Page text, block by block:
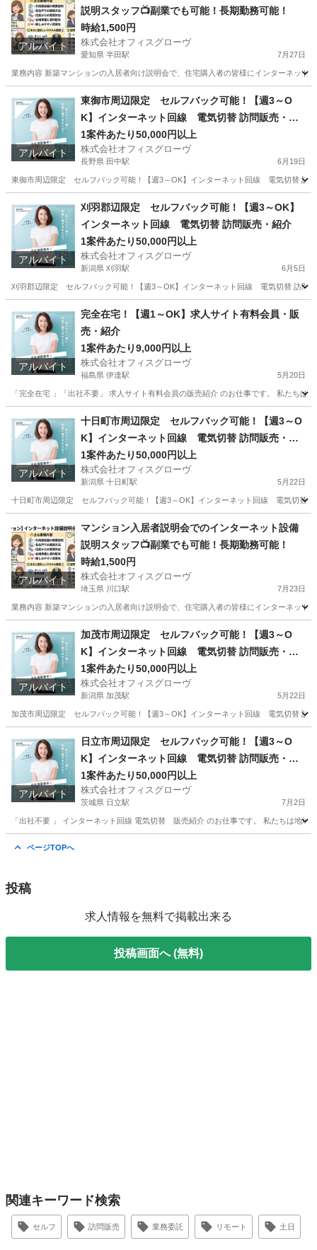
アルバイト
説明スタッフ📺副業でも可能！長期勤務可能！
時給1,500円
株式会社オフィスグローヴ
愛知県 半田駅 7月27日
業務内容 新築マンションの入居者向け説明会で、住宅購入者の皆様にインターネッ
半田駅 接客 スタッフ
アルバイト
東御市周辺限定 セルフバック可能！【週3～O
K】インターネット回線 電気切替 訪問販売・紹
介
1案件あたり50,000円以上
株式会社オフィスグローヴ
長野県 田中駅 6月19日
東御市周辺限定 セルフバック可能！【週3～OK】インターネット回線 電気切替 訪
田中駅 営業
アルバイト
刈羽郡辺限定 セルフバック可能！【週3～OK】
インターネット回線 電気切替 訪問販売・紹介
1案件あたり50,000円以上
株式会社オフィスグローヴ
新潟県 刈羽駅 6月5日
刈羽郡辺限定 セルフバック可能！【週3～OK】インターネット回線 電気切替 訪問
刈羽駅 営業 セルフ
アルバイト
完全在宅！【週1～OK】求人サイト有料会員・販
売・紹介
1案件あたり9,000円以上
株式会社オフィスグローヴ
福島県 伊達駅 5月20日
「完全在宅 」「出社不要」 求人サイト有料会員の販売紹介 のお仕事です。 私たち
伊達駅 営業 求人サイト
アルバイト
十日町市周辺限定 セルフバック可能！【週3～O
K】インターネット回線 電気切替 訪問販売・紹
介
1案件あたり50,000円以上
株式会社オフィスグローヴ
新潟県 十日町駅 5月22日
十日町市周辺限定 セルフバック可能！【週3～OK】インターネット回線 電気切替
営業 セルフ
アルバイト
マンション入居者説明会でのインターネット設備
説明スタッフ📺副業でも可能！長期勤務可能！
時給1,500円
株式会社オフィスグローヴ
埼玉県 川口駅 7月23日
業務内容 新築マンションの入居者向け説明会で、住宅購入者の皆様にインターネッ
川口駅 接客 スタッフ
アルバイト
加茂市周辺限定 セルフバック可能！【週3～O
K】インターネット回線 電気切替 訪問販売・紹
介
1案件あたり50,000円以上
株式会社オフィスグローヴ
新潟県 加茂駅 5月22日
加茂市周辺限定 セルフバック可能！【週3～OK】インターネット回線 電気切替 訪
加茂駅 営業 セルフ
アルバイト
日立市周辺限定 セルフバック可能！【週3～O
K】インターネット回線 電気切替 訪問販売・紹
介
1案件あたり50,000円以上
株式会社オフィスグローヴ
茨城県 日立駅 7月2日
「出社不要 」 インターネット回線 電気切替 販売紹介 のお仕事です。 私たちは地
ページTOPへ
投稿
求人情報を無料で掲載出来る
投稿画面へ (無料)
関連キーワード検索
セルフ 訪問販売 業務委託 リモート 土日